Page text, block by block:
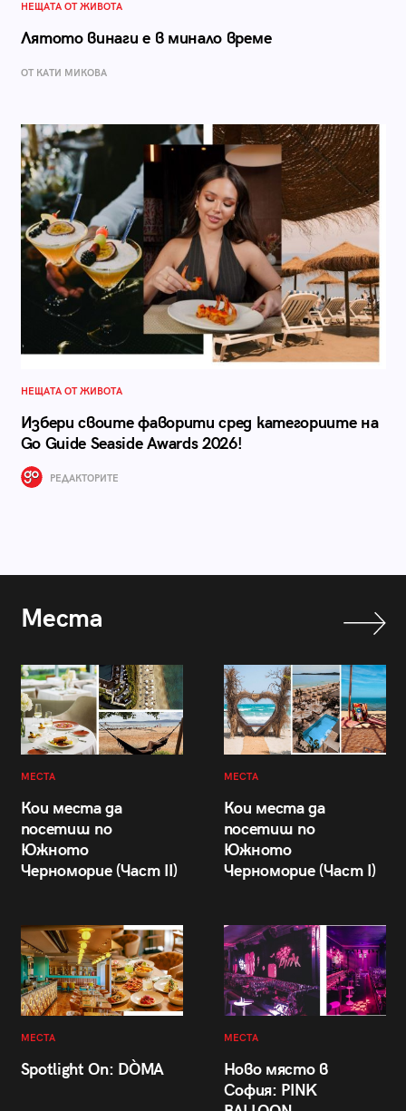
НЕЩАТА ОТ ЖИВОТА
Лятото винаги е в минало време
ОТ КАТИ МИКОВА
НЕЩАТА ОТ ЖИВОТА
Избери своите фаворити сред категориите на
Go Guide Seaside Awards 2026!
РЕДАКТОРИТЕ
Места
МЕСТА
Кои места да
посетиш по
Южното
Черноморие (Част II)
МЕСТА
Кои места да
посетиш по
Южното
Черноморие (Част I)
МЕСТА
Spotlight On: DÒMA
МЕСТА
Ново място в
София: PINK